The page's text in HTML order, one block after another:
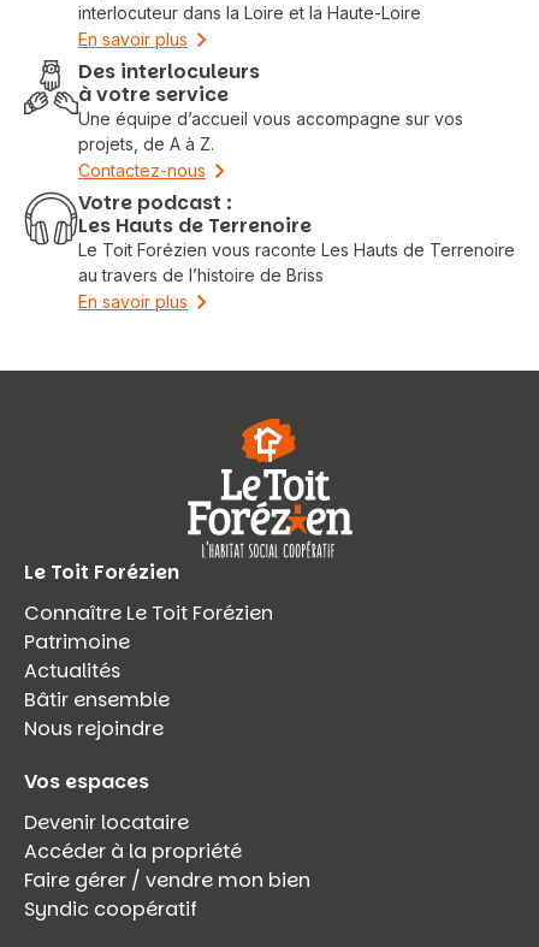
interlocuteur dans la Loire et la Haute-Loire
En savoir plus
Des interloculeurs
à votre service
Une équipe d’accueil vous accompagne sur vos
projets, de A à Z.
Contactez-nous
Votre podcast :
Les Hauts de Terrenoire
Le Toit Forézien vous raconte Les Hauts de Terrenoire
au travers de l’histoire de Briss
En savoir plus
Le Toit Forézien
Connaître Le Toit Forézien
Patrimoine
Actualités
Bâtir ensemble
Nous rejoindre
Vos espaces
Devenir locataire
Accéder à la propriété
Faire gérer / vendre mon bien
Syndic coopératif